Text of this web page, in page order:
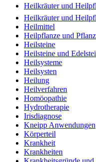
Heilkräuter und
Heilkräuter und
Heilmittel
Heilpflanze und
Heilsteine
Heilsteine und
Heilsysteme
Heilsysten
Heilung
Heilverfahren
Homöopathie
Hydrotherapie
Irisdiagnose
Kneipp Anwendungen
Körperteil
Krankheit
Krankheiten